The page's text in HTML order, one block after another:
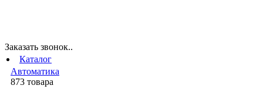
Заказать звонок..
Каталог
Автоматика
873 товара